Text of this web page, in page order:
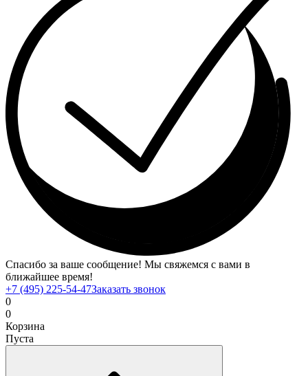
Спасибо за ваше сообщение! Мы свяжемся с вами в
ближайшее время!
+7 (495) 225-54-47Заказать звонок
0
0
Корзина
Пуста